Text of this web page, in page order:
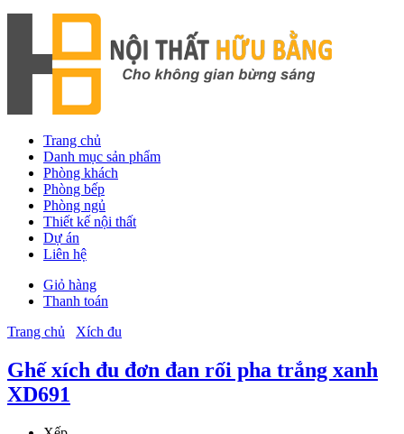
Trang chủ
Danh mục sản phẩm
Phòng khách
Phòng bếp
Phòng ngủ
Thiết kế nội thất
Dự án
Liên hệ
Giỏ hàng
Thanh toán
Trang chủ
Xích đu
Ghế xích đu đơn đan rối pha trắng xanh
XD691